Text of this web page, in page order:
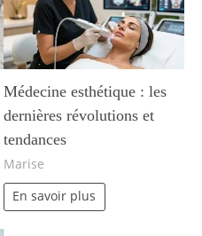
Médecine esthétique : les
dernières révolutions et
tendances
Marise
En savoir plus